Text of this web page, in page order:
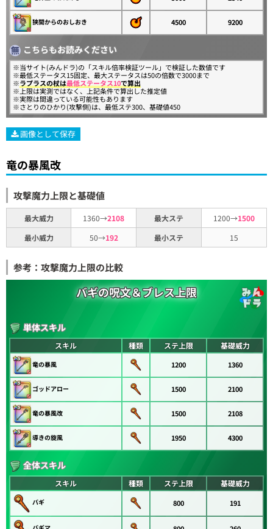
狭間からのおしおき 4500 9200
こちらもお読みください
※当サイト(みんドラ)の「スキル倍率検証ツール」で検証した数値です
※最低ステータス15固定、最大ステータスは50の倍数で3000まで
※ラプラスの杖は最低ステータス10で算出
※上限は実測ではなく、上記条件で算出した推定値
※実際は間違っている可能性もあります
※さとりのひかり(攻撃側)は、最低ステ300、基礎値450
画像として保存
竜の暴風改
攻撃魔力上限と基礎値
最大威力 1360→2108 最大ステ 1200→1500
最小威力
50→192 最小ステ 15
参考：攻撃魔力上限の比較
バギの呪文＆ブレス上限
単体スキル
スキル 種類 ステ上限 基礎威力
竜の暴風 1200 1360
ゴッドアロー 1500 2100
竜の暴風改 1500 2108
導きの旋風 1950 4300
全体スキル
スキル 種類 ステ上限 基礎威力
バギ 800 191